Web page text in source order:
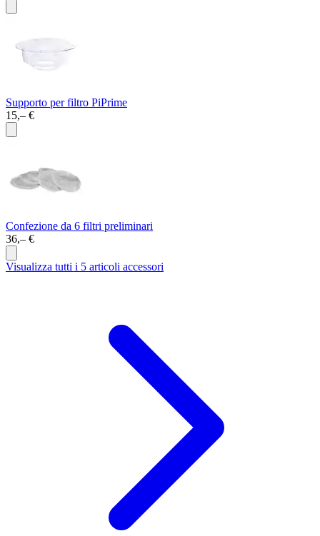
Supporto per filtro PiPrime
15,– €
Confezione da 6 filtri preliminari
36,– €
Visualizza tutti i 5 articoli accessori